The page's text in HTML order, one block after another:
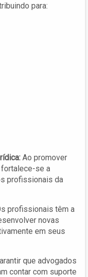
para:
Ao promover
se a
profissionais da
profissionais têm a
novas
em seus
que advogados
contar com suporte